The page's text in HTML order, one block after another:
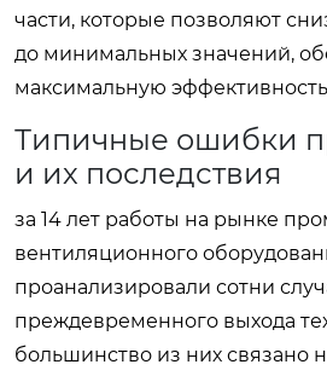
части, которые позволяют
до минимальных значений,
максимальную
Типичные ошибки
и их последствия
за 14 лет работы на рынке
вентиляционного
проанализировали сотни
преждевременного выхода
большинство из них связано